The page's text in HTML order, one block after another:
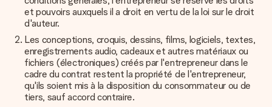
et pouvoirs auxquels il a droit en vertu de la loi sur le droit
d'auteur.
Les conceptions, croquis, dessins, films, logiciels, textes,
enregistrements audio, cadeaux et autres matériaux ou
fichiers (électroniques) créés par l'entrepreneur dans le
cadre du contrat restent la propriété de l'entrepreneur,
qu'ils soient mis à la disposition du consommateur ou de
tiers, sauf accord contraire.